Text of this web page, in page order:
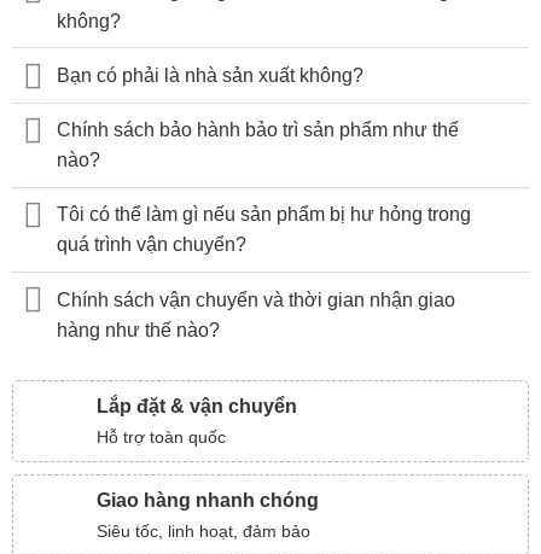
không?
Bạn có phải là nhà sản xuất không?
Chính sách bảo hành bảo trì sản phẩm như thế
nào?
Tôi có thể làm gì nếu sản phẩm bị hư hỏng trong
quá trình vận chuyển?
Chính sách vận chuyển và thời gian nhận giao
hàng như thế nào?
Lắp đặt & vận chuyển
Hỗ trợ toàn quốc
Giao hàng nhanh chóng
Siêu tốc, linh hoạt, đảm bảo